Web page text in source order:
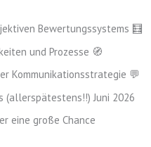
Bewertungssystems 🧮
und Prozesse 🧭
Kommunikationsstrategie 💬
(allerspätestens!!) Juni 2026
eine große Chance